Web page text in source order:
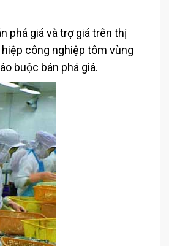
phá giá và trợ giá trên thị
công nghiệp tôm vùng
buộc bán phá giá.